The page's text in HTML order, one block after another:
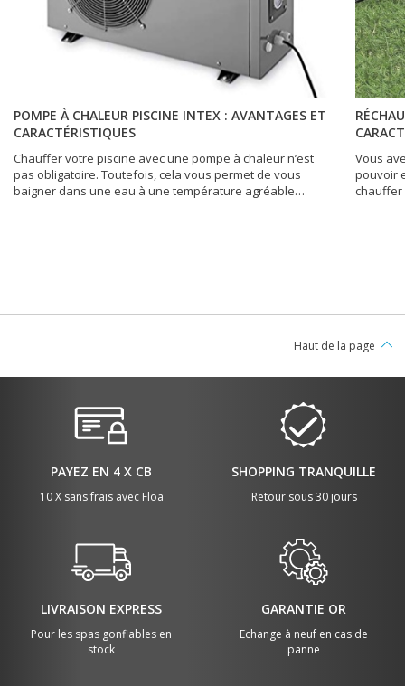
POMPE À CHALEUR PISCINE INTEX : AVANTAGES ET
CARACTÉRISTIQUES
Chauffer votre piscine avec une pompe à chaleur n’est
pas obligatoire. Toutefois, cela vous permet de vous
baigner dans une eau à une température agréable
Vous
pouvoir
chauffer
Haut de la page
PAYEZ EN 4 X CB
10 X sans frais avec Floa
SHOPPING TRANQUILLE
Retour sous 30 jours
LIVRAISON EXPRESS
Pour les spas gonflables en
stock
GARANTIE OR
Echange à neuf en cas de
panne